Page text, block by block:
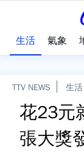
生活 氣象
TTV NEWS 生活
花23元
張大獎